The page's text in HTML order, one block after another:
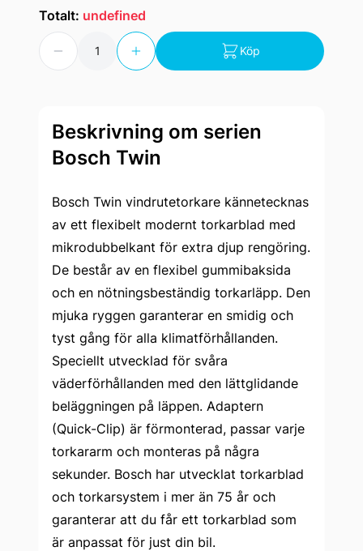
Totalt: undefined
Antal
Köp
Beskrivning om serien
Bosch Twin
Bosch Twin vindrutetorkare kännetecknas
av ett flexibelt modernt torkarblad med
mikrodubbelkant för extra djup rengöring.
De består av en flexibel gummibaksida
och en nötningsbeständig torkarläpp. Den
mjuka ryggen garanterar en smidig och
tyst gång för alla klimatförhållanden.
Speciellt utvecklad för svåra
väderförhållanden med den lättglidande
beläggningen på läppen. Adaptern
(Quick-Clip) är förmonterad, passar varje
torkararm och monteras på några
sekunder. Bosch har utvecklat torkarblad
och torkarsystem i mer än 75 år och
garanterar att du får ett torkarblad som
är anpassat för just din bil.